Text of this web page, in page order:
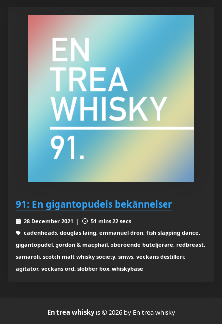
91: En gigantopudels bekännelser
28 December 2021 |
51 mins 22 secs
cadenheads, douglas laing, emmanuel dron, fish slapping dance,
gigantopudel, gordon & macphail, oberoende buteljerare, redbreast,
samaroli, scotch malt whisky society, smws, veckans destilleri:
agitator, veckans ord: slobber box, whiskybase
En trea whiskyis © 2026 by En trea whisky